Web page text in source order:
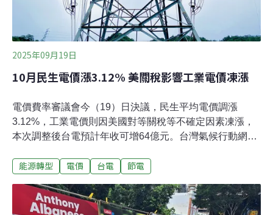
2025年09月19日
10月民生電價漲3.12% 美關稅影響工業電價凍漲
電價費率審議會今（19）日決議，民生平均電價調漲
3.12%，工業電價則因美國對等關稅等不確定因素凍漲，
本次調整後台電預計年收可增64億元。台灣氣候行動網絡
擊，工業電價不應全面凍漲，否則恐怕削弱企業投資節電
召開2025年下半年電價審議會。經濟部次長賴建信表示，
考量電價未能反映成本，且台電鉅額虧損，決議民生電價
能源轉型 電價 台電 節電